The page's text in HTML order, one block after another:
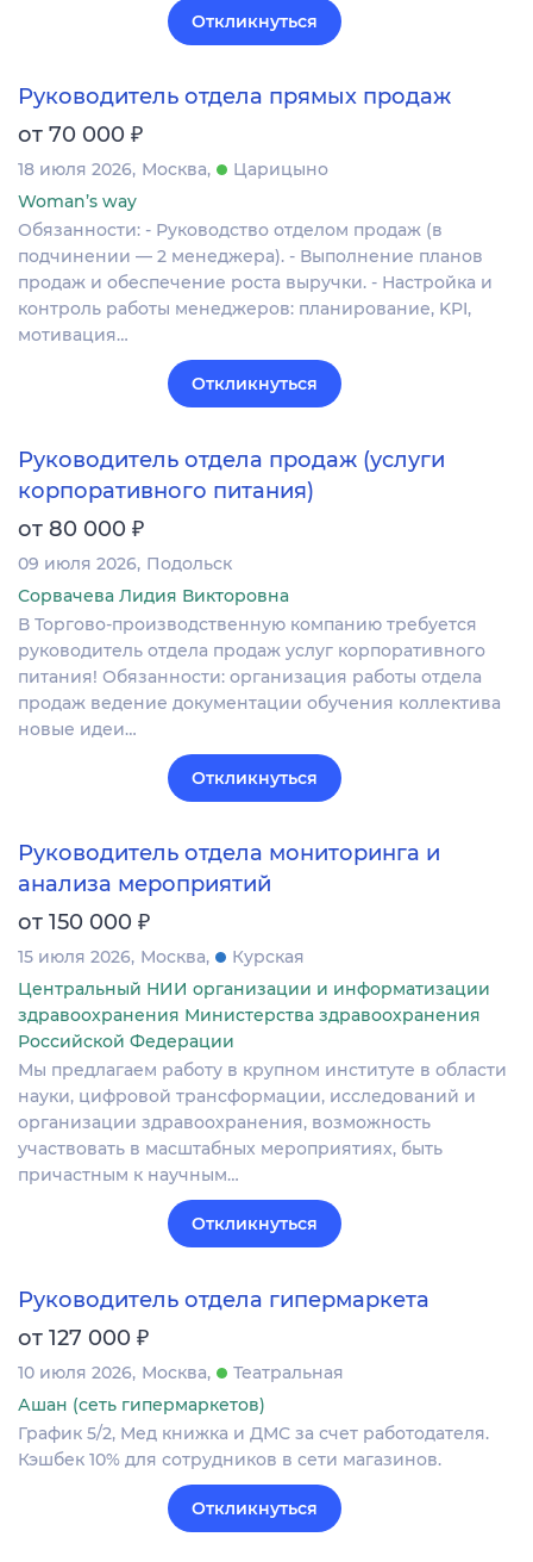
Откликнуться
Руководитель отдела прямых продаж
от 70 000 ₽
18 июля 2026 Москва
Царицыно
Woman’s way
Обязанности: - Руководство отделом продаж (в
подчинении — 2 менеджера). - Выполнение планов
продаж и обеспечение роста выручки. - Настройка и
контроль работы менеджеров: планирование, KPI,
мотивация…
Откликнуться
Руководитель отдела продаж (услуги
корпоративного питания)
от 80 000 ₽
09 июля 2026 Подольск
Сорвачева Лидия Викторовна
В Торгово-производственную компанию требуется
руководитель отдела продаж услуг корпоративного
питания! Обязанности: организация работы отдела
продаж ведение документации обучения коллектива
новые идеи…
Откликнуться
Руководитель отдела мониторинга и
анализа мероприятий
от 150 000 ₽
15 июля 2026 Москва
Курская
Центральный НИИ организации и информатизации
здравоохранения Министерства здравоохранения
Российской Федерации
Мы предлагаем работу в крупном институте в области
науки, цифровой трансформации, исследований и
организации здравоохранения, возможность
участвовать в масштабных мероприятиях, быть
причастным к научным…
Откликнуться
Руководитель отдела гипермаркета
от 127 000 ₽
10 июля 2026 Москва
Театральная
Ашан (сеть гипермаркетов)
График 5/2, Мед книжка и ДМС за счет работодателя.
Кэшбек 10% для сотрудников в сети магазинов.
Откликнуться